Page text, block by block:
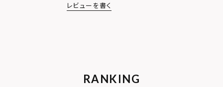
レビューを書く
RANKING